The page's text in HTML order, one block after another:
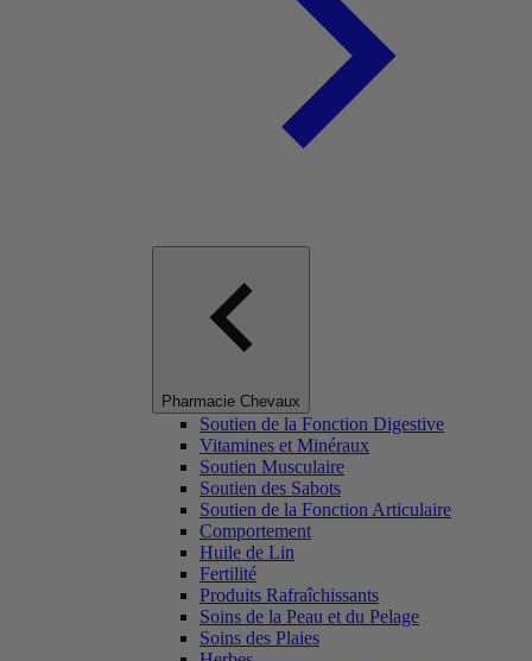
Pharmacie Chevaux
Soutien de la Fonction Digestive
Vitamines et Minéraux
Soutien Musculaire
Soutien des Sabots
Soutien de la Fonction Articulaire
Comportement
Huile de Lin
Fertilité
Produits Rafraîchissants
Soins de la Peau et du Pelage
Soins des Plaies